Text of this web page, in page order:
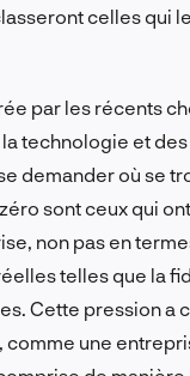
celles qui
par les récents
technologie et
demander où se
sont ceux qui
non pas en
telles que la
Cette pression a
une